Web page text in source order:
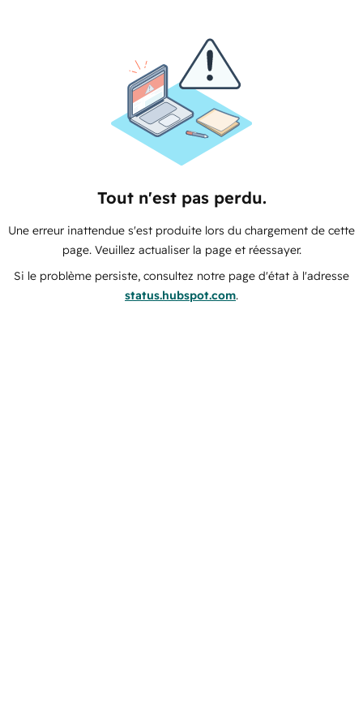
Tout n'est pas perdu.
Une erreur inattendue s'est produite lors du chargement de cette
page. Veuillez actualiser la page et réessayer.
Si le problème persiste, consultez notre page d'état à l'adresse
status.hubspot.com.